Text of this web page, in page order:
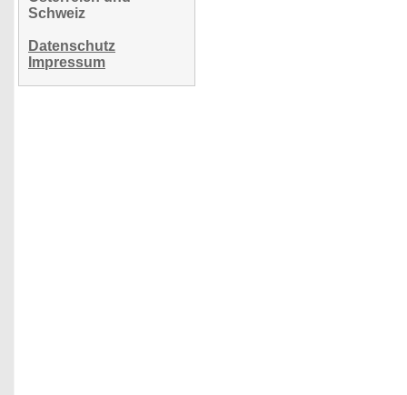
Schweiz
Datenschutz
Impressum